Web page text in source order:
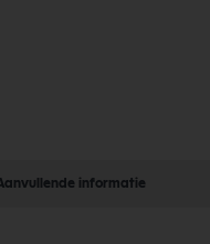
informatie